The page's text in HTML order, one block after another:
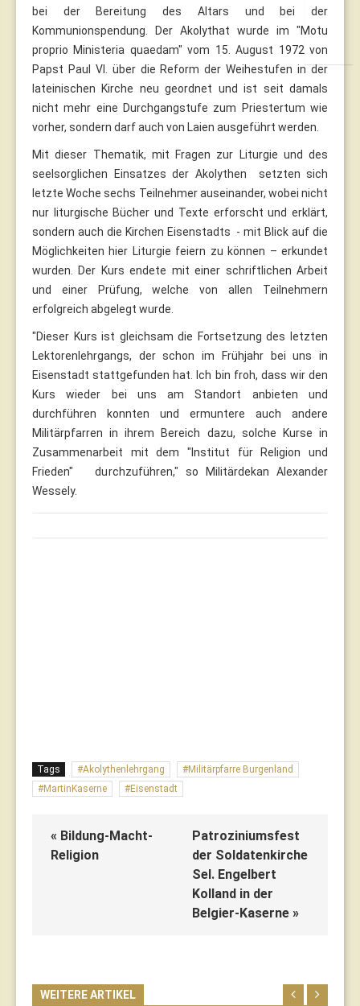
bei der Bereitung des Altars und bei der
Kommunionspendung. Der Akolythat wurde im "Motu
proprio Ministeria quaedam" vom 15. August 1972 von
Papst Paul VI. über die Reform der Weihestufen in der
lateinischen Kirche neu geordnet und ist seit damals
nicht mehr eine Durchgangstufe zum Priestertum wie
vorher, sondern darf auch von Laien ausgeführt werden.
Mit dieser Thematik, mit Fragen zur Liturgie und des
seelsorglichen Einsatzes der Akolythen setzten sich
letzte Woche sechs Teilnehmer auseinander, wobei nicht
nur liturgische Bücher und Texte erforscht und erklärt,
sondern auch die Kirchen Eisenstadts - mit Blick auf die
Möglichkeiten hier Liturgie feiern zu können – erkundet
wurden. Der Kurs endete mit einer schriftlichen Arbeit
und einer Prüfung, welche von allen Teilnehmern
erfolgreich abgelegt wurde.
"Dieser Kurs ist gleichsam die Fortsetzung des letzten
Lektorenlehrgangs, der schon im Frühjahr bei uns in
Eisenstadt stattgefunden hat. Ich bin froh, dass wir den
Kurs wieder bei uns am Standort anbieten und
durchführen konnten und ermuntere auch andere
Militärpfarren in ihrem Bereich dazu, solche Kurse in
Zusammenarbeit mit dem "Institut für Religion und
Frieden" durchzuführen," so Militärdekan Alexander
Wessely.
Tags Akolythenlehrgang
Militärpfarre Burgenland
MartinKaserne
Eisenstadt
« Bildung-Macht-
Religion
Patroziniumsfest
der Soldatenkirche
Sel. Engelbert
Kolland in der
Belgier-Kaserne »
WEITERE ARTIKEL